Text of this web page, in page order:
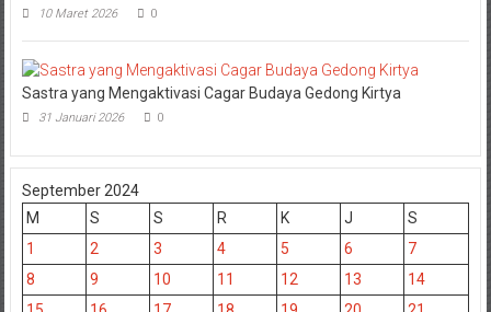
10 Maret 2026 0
Sastra yang Mengaktivasi Cagar Budaya Gedong Kirtya
31 Januari 2026 0
September 2024
M
S S R K J
S
1
2 3 4 5 6
7
8
9 10 11 12 13
14